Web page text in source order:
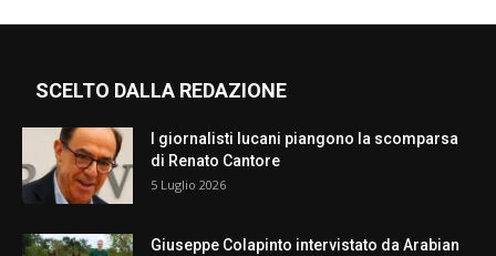
SCELTO DALLA REDAZIONE
I giornalisti lucani piangono la scomparsa
di Renato Cantore
5 Luglio 2026
Giuseppe Colapinto intervistato da Arabian